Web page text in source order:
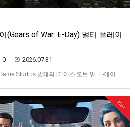
(Gears of War: E-Day) 멀티 플레이
0 2026.07.31
Studios 발매의 [기어스 오브 워: E-데이
Hot